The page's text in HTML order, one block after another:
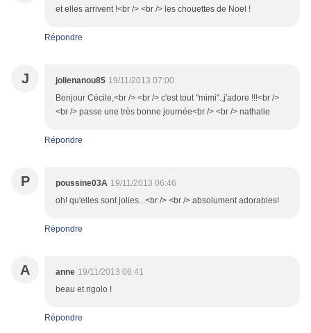
et elles arrivent !<br /> <br /> les chouettes de Noel !
Répondre
J jolienanou85 19/11/2013 07:00
Bonjour Cécile,<br /> <br /> c'est tout "mimi"..j'adore !!!<br />
<br /> passe une très bonne journée<br /> <br /> nathalie
Répondre
P poussine03A 19/11/2013 06:46
oh! qu'elles sont jolies...<br /> <br /> absolument adorables!
Répondre
A anne 19/11/2013 06:41
beau et rigolo !
Répondre